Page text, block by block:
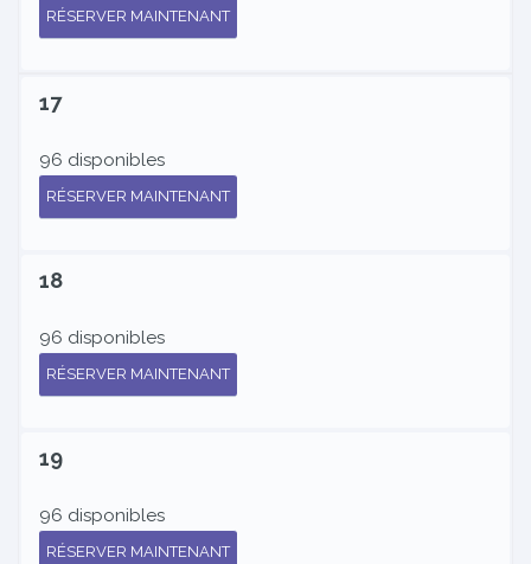
RÉSERVER MAINTENANT
17
96 disponibles
RÉSERVER MAINTENANT
18
96 disponibles
RÉSERVER MAINTENANT
19
96 disponibles
RÉSERVER MAINTENANT